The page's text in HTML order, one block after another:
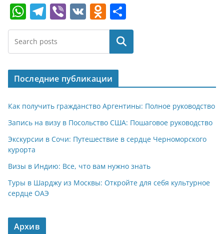
W
h
at
s
A
p
p
T
el
e
gr
a
m
Vi
b
V
K
O
d
o
kl
a
ss
ni
ki
т
п
р
в
и
т
ь
Поиск
Последние публикации
Как получить гражданство Аргентины: Полное руководство
Запись на визу в Посольство США: Пошаговое руководство
Экскурсии в Сочи: Путешествие в сердце Черноморского
курорта
Визы в Индию: Все, что вам нужно знать
Туры в Шарджу из Москвы: Откройте для себя культурное
сердце ОАЭ
Архив